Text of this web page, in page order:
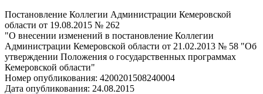
Постановление Коллегии Администрации Кемеровской
области от 19.08.2015 № 262
"О внесении изменений в постановление Коллегии
Администрации Кемеровской области от 21.02.2013 № 58 "Об
утверждении Положения о государственных программах
Кемеровской области"
Номер опубликования: 4200201508240004
Дата опубликования: 24.08.2015